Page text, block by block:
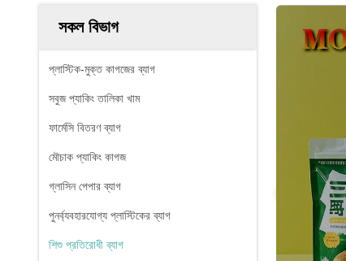
সকল বিভাগ
প্লাস্টিক-মুক্ত কাগজের ব্যাগ
সবুজ প্যাকিং তালিকা খাম
ফার্মেসি বিতরণ ব্যাগ
মৌচাক প্যাকিং কাগজ
গ্লাসিন পেপার ব্যাগ
পুনর্ব্যবহারযোগ্য প্লাস্টিকের ব্যাগ
শিশু প্রতিরোধী ব্যাগ